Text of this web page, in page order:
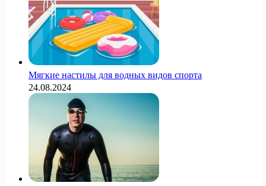
Мягкие настилы для водных видов спорта
24.08.2024